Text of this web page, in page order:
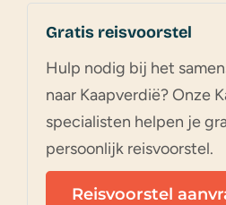
Gratis reisvoorstel
Hulp nodig bij het
naar Kaapverdië? Onze
specialisten helpen je
persoonlijk reisvoorstel.
Reisvoorstel